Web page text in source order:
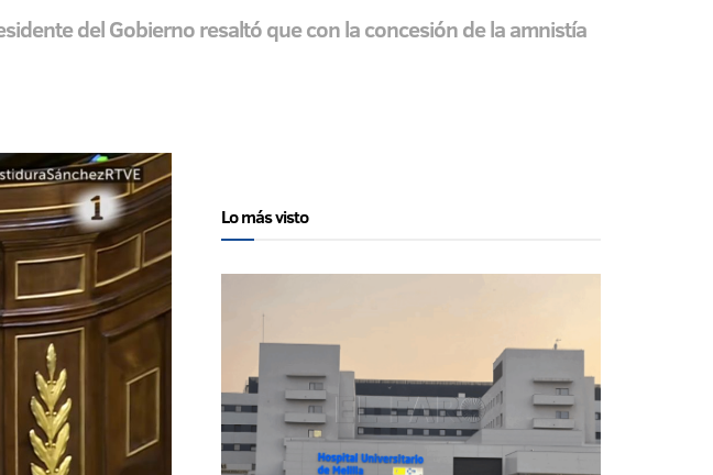
del Gobierno resaltó que con la concesión de la amnistía
Lo más visto